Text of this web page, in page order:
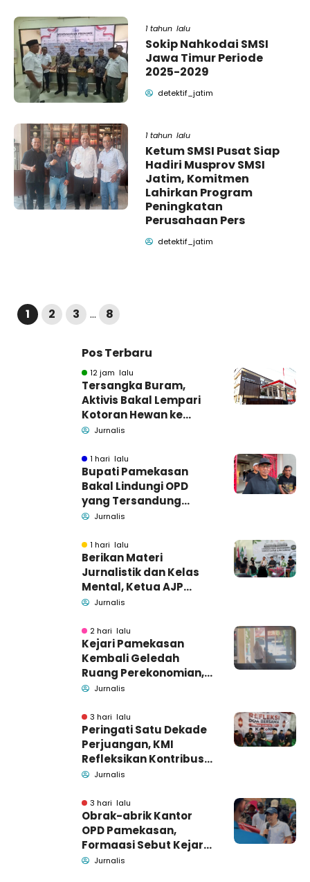
1 tahun lalu
Sokip Nahkodai SMSI
Jawa Timur Periode
2025-2029
detektif_jatim
1 tahun lalu
Ketum SMSI Pusat Siap
Hadiri Musprov SMSI
Jatim, Komitmen
Lahirkan Program
Peningkatan
Perusahaan Pers
detektif_jatim
1 2 3 … 8
Pos Terbaru
12 jam lalu
Tersangka Buram,
Aktivis Bakal Lempari
Kotoran Hewan ke
Kantor Kejari
Jurnalis
1 hari lalu
Bupati Pamekasan
Bakal Lindungi OPD
yang Tersandung
Dugaan Korupsi
Jurnalis
1 hari lalu
Berikan Materi
Jurnalistik dan Kelas
Mental, Ketua AJP
Bakar Semangat LPM
Jurnalis
2 hari lalu
Kejari Pamekasan
Kembali Geledah
Ruang Perekonomian,
Pidsus: Tunggu Saja!
Jurnalis
3 hari lalu
Peringati Satu Dekade
Perjuangan, KMI
Refleksikan Kontribusi
untuk Masyarakat
Jurnalis
3 hari lalu
Obrak-abrik Kantor
OPD Pamekasan,
Formaasi Sebut Kejari
Pamekasan
Jurnalis